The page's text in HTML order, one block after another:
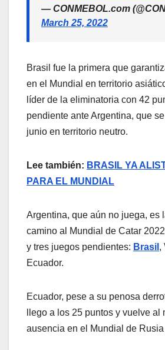
— CONMEBOL.com
March 25, 2022
Brasil fue la primera que
en el Mundial en territorio
líder de la eliminatoria con 42
pendiente ante Argentina, que
junio en territorio neutro.
Lee también: BRASIL YA
PARA EL MUNDIAL
Argentina, que aún no juega, es
camino al Mundial de Catar
y tres juegos pendientes: Brasil ,
Ecuador.
Ecuador, pese a su penosa
llego a los 25 puntos y vuelve al
ausencia en el Mundial de